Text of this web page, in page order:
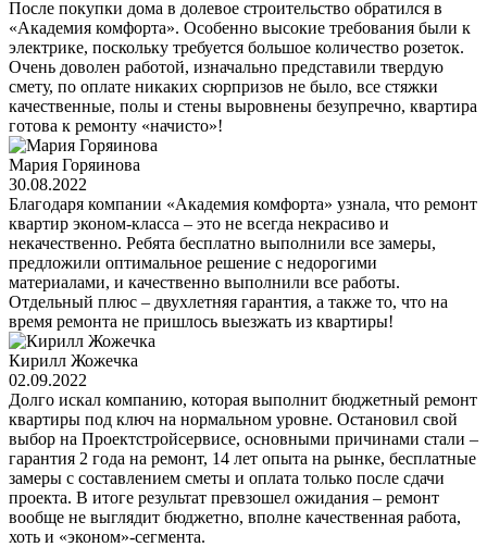
После покупки дома в долевое строительство обратился в
«Академия комфорта». Особенно высокие требования были к
электрике, поскольку требуется большое количество розеток.
Очень доволен работой, изначально представили твердую
смету, по оплате никаких сюрпризов не было, все стяжки
качественные, полы и стены выровнены безупречно, квартира
готова к ремонту «начисто»!
Мария Горяинова
30.08.2022
Благодаря компании «Академия комфорта» узнала, что ремонт
квартир эконом-класса – это не всегда некрасиво и
некачественно. Ребята бесплатно выполнили все замеры,
предложили оптимальное решение с недорогими
материалами, и качественно выполнили все работы.
Отдельный плюс – двухлетняя гарантия, а также то, что на
время ремонта не пришлось выезжать из квартиры!
Кирилл Жожечка
02.09.2022
Долго искал компанию, которая выполнит бюджетный ремонт
квартиры под ключ на нормальном уровне. Остановил свой
выбор на Проектстройсервисе, основными причинами стали –
гарантия 2 года на ремонт, 14 лет опыта на рынке, бесплатные
замеры с составлением сметы и оплата только после сдачи
проекта. В итоге результат превзошел ожидания – ремонт
вообще не выглядит бюджетно, вполне качественная работа,
хоть и «эконом»-сегмента.